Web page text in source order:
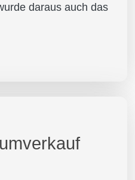
daraus auch das